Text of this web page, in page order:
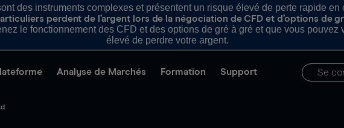
des instruments complexes et présentent un risque élevé de perte rapide en
perdent de l’argent lors de la négociation de CFD et d’options de
le fonctionnement des CFD et des options de gré à gré et que vous pouvez
élevé de perdre votre argent.
Analyse de Marchés Formation Support Se